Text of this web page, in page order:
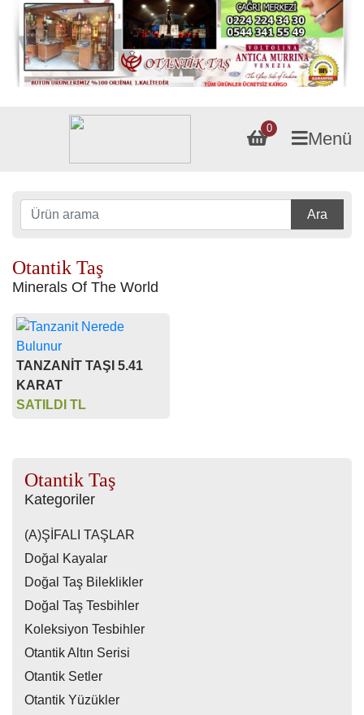
0
Menü
Ara
Otantik Taş
Minerals Of The World
TANZANİT TAŞI 5.41
KARAT
SATILDI TL
Otantik Taş
Kategoriler
(A)ŞİFALI TAŞLAR
Doğal Kayalar
Doğal Taş Bileklikler
Doğal Taş Tesbihler
Koleksiyon Tesbihler
Otantik Altın Serisi
Otantik Setler
Otantik Yüzükler